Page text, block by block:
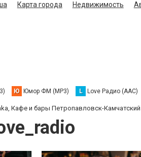
Карта города Недвижимость
Ю Юмор ФМ (MP3) L Love Радио (AAC)
Кафе и бары Петропавловск-Камчатский